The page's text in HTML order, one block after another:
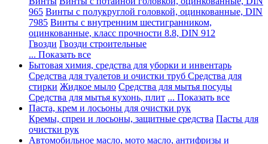
965 Винты с полукруглой головкой, оцинкованные, DIN
7985 Винты с внутренним шестигранником,
оцинкованные, класс прочности 8.8, DIN 912
Гвозди Гвозди строительные
... Показать все
Бытовая химия, средства для уборки и инвентарь
Средства для туалетов и очистки труб Средства для
стирки Жидкое мыло Средства для мытья посуды
Средства для мытья кухонь, плит ... Показать все
Паста, крем и лосьоны для очистки рук
Кремы, спреи и лосьоны, защитные средства Пасты для
очистки рук
Автомобильное масло, мото масло, антифризы и